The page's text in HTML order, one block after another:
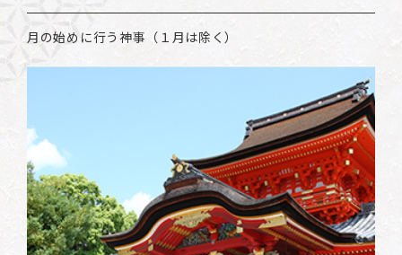
月の始めに行う神事（１月は除く）